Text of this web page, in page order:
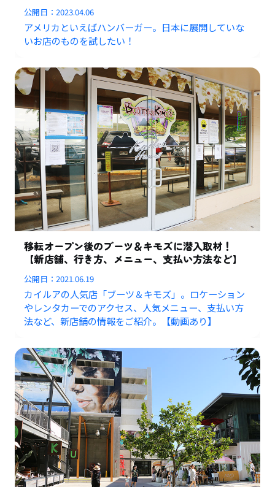
公開日：2023.04.06
アメリカといえばハンバーガー。日本に展開していな
いお店のものを試したい！
移転オープン後のブーツ＆キモズに潜入取材！
【新店舗、行き方、メニュー、支払い方法など】
公開日：2021.06.19
カイルアの人気店「ブーツ＆キモズ」。ロケーション
やレンタカーでのアクセス、人気メニュー、支払い方
法など、新店舗の情報をご紹介。【動画あり】